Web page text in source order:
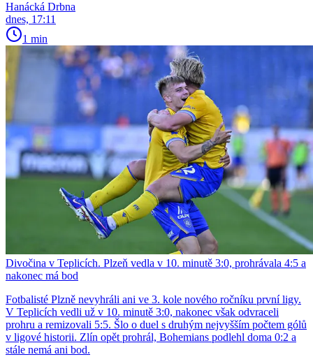
Hanácká Drbna
dnes, 17:11
1 min
Divočina v Teplicích. Plzeň vedla v 10. minutě 3:0, prohrávala 4:5 a
nakonec má bod
Fotbalisté Plzně nevyhráli ani ve 3. kole nového ročníku první ligy.
V Teplicích vedli už v 10. minutě 3:0, nakonec však odvraceli
prohru a remizovali 5:5. Šlo o duel s druhým nejvyšším počtem gólů
v ligové historii. Zlín opět prohrál, Bohemians podlehl doma 0:2 a
stále nemá ani bod.